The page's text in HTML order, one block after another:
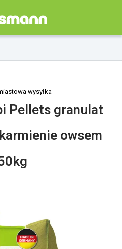
wysyłka
Pellets granulat
owsem